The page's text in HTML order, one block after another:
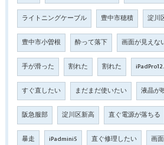
ライトニングケーブル 豊中市穂積 淀川
豊中市小曽根 酔って落下 画面が見えな
手が滑った 割れた 割れた
すぐ直したい まだまだ使いたい 液晶が
阪急服部 淀川区新高 直ぐ電源が落ちる
暴走 iPadmini5 直ぐ修理したい 画